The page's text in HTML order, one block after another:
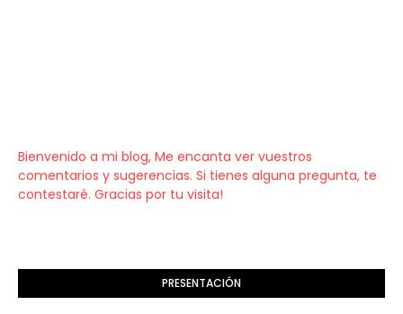
Bienvenido a mi blog, Me encanta ver vuestros
comentarios y sugerencias. Si tienes alguna pregunta, te
contestaré. Gracias por tu visita!
PRESENTACIÓN